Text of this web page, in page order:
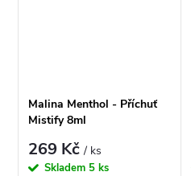
Malina Menthol - Příchuť
Mistify 8ml
269 Kč/ ks
Skladem 5 ks